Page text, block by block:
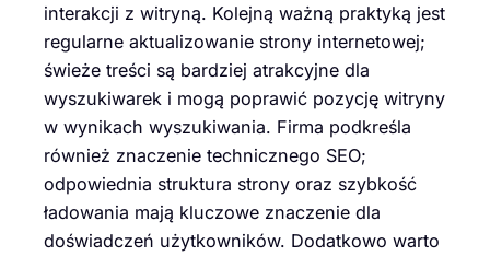
interakcji z witryną. Kolejną ważną praktyką jest
regularne aktualizowanie strony internetowej;
świeże treści są bardziej atrakcyjne dla
wyszukiwarek i mogą poprawić pozycję witryny
w wynikach wyszukiwania. Firma podkreśla
również znaczenie technicznego SEO;
odpowiednia struktura strony oraz szybkość
ładowania mają kluczowe znaczenie dla
doświadczeń użytkowników. Dodatkowo warto